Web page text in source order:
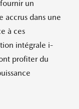
un
dans une
à ces
intégrale i-
profiter du